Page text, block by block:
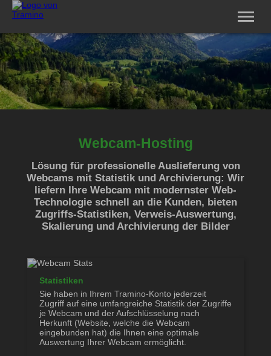
Software
Service
Vertriebspartner
Unternehmen
Jobs
Webcam-Hosting
Lösung für professionelle Auslieferung von
Webcams mit Statistik und Archivierung: Wir
liefern Ihre Webcam mit modernster Web-
Technologie schnell an die Kunden, bieten
Zugriffs-Statistiken, Verweis-Auswertung,
Skalierung und Archivierung der Bilder
Statistiken
Sie haben in Ihrem Tramino-Konto jederzeit
Zugriff auf eine umfangreiche Statistik der Zugriffe
je Webcam und der Aufschlüsselung nach
Herkunft (Website, welche die Webcam
eingebunden hat) die Ihnen eine optimale
Auswertung Ihrer Webcam ermöglicht.